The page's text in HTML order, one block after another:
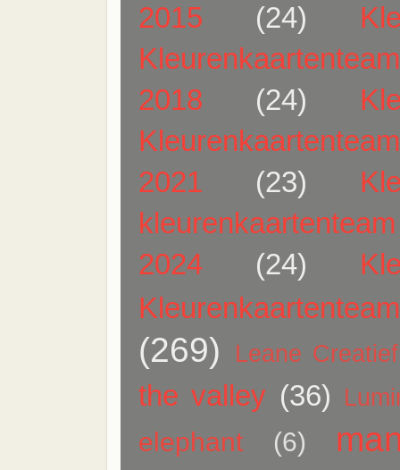
2015 (24)
2018
(24)
2021
(23)
2024
(24)
(269) Leane Creatief
the valley (36)
elephant (6)